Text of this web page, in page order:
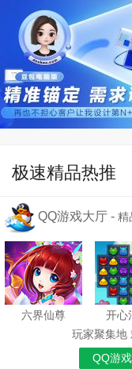
极速精品热推
QQ游戏大厅 - 精
六界仙尊 开心
玩家聚集地
QQ游